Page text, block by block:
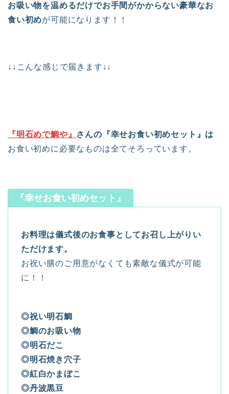
お吸い物を温めるだけでお手間がかからない豪華なお
食い初めが可能になります！！
↓↓こんな感じで届きます↓↓
『明石めで鯛や』 さんの『幸せお食い初めセット』は
お食い初めに必要なものは全てそろっています。
『幸せお食い初めセット』
お料理は儀式後のお食事としてお召し上がりい
ただけます。
お祝い膳のご用意がなくても素敵な儀式が可能
に！！
◎祝い明石鯛
◎鯛のお吸い物
◎明石だこ
◎明石焼き穴子
◎紅白かまぼこ
◎丹波黒豆